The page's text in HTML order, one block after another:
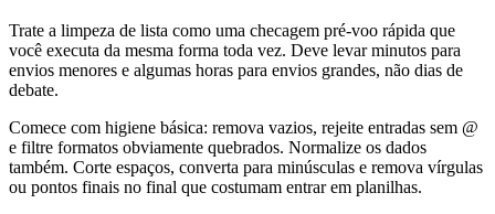
Trate a limpeza de lista como uma checagem pré-voo rápida que
você executa da mesma forma toda vez. Deve levar minutos para
envios menores e algumas horas para envios grandes, não dias de
debate.
Comece com higiene básica: remova vazios, rejeite entradas sem @
e filtre formatos obviamente quebrados. Normalize os dados
também. Corte espaços, converta para minúsculas e remova vírgulas
ou pontos finais no final que costumam entrar em planilhas.